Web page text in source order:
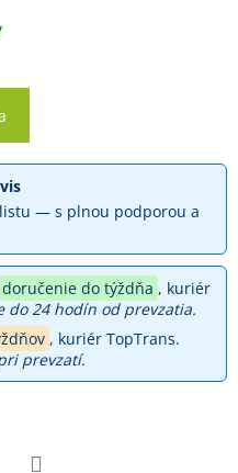
— s plnou podporou a
doručenie do týždňa , kuriér
do 24 hodín od prevzatia.
, kuriér TopTrans.
prevzatí.